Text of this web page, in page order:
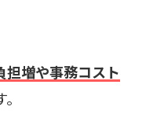
担増や事務コスト